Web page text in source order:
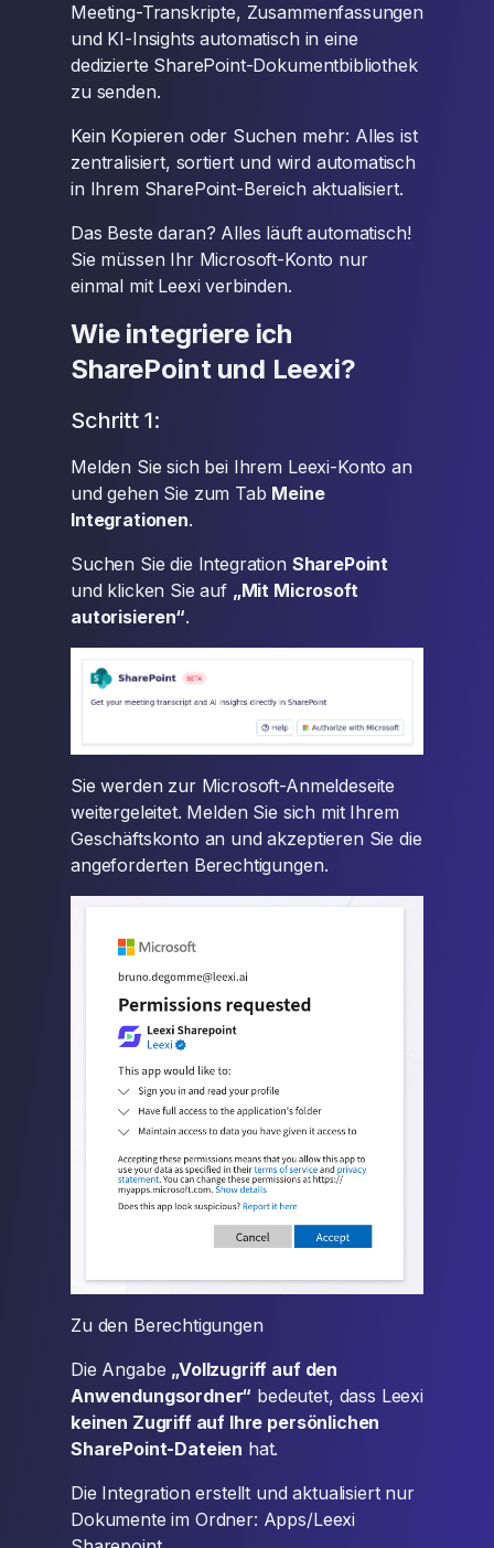
Meeting-Transkripte, Zusammenfassungen
und KI-Insights automatisch in eine
dedizierte SharePoint-Dokumentbibliothek
zu senden.
Kein Kopieren oder Suchen mehr: Alles ist
zentralisiert, sortiert und wird automatisch
in Ihrem SharePoint-Bereich aktualisiert.
Das Beste daran? Alles läuft automatisch!
Sie müssen Ihr Microsoft-Konto nur
einmal mit Leexi verbinden.
Wie integriere ich
SharePoint und Leexi?
Schritt 1:
Melden Sie sich bei Ihrem Leexi-Konto an
und gehen Sie zum Tab Meine
Integrationen.
Suchen Sie die Integration SharePoint
und klicken Sie auf „Mit Microsoft
autorisieren“.
Sie werden zur Microsoft-Anmeldeseite
weitergeleitet. Melden Sie sich mit Ihrem
Geschäftskonto an und akzeptieren Sie die
angeforderten Berechtigungen.
Zu den Berechtigungen
Die Angabe „Vollzugriff auf den
Anwendungsordner“ bedeutet, dass Leexi
keinen Zugriff auf Ihre persönlichen
SharePoint-Dateien hat.
Die Integration erstellt und aktualisiert nur
Dokumente im Ordner: Apps/Leexi